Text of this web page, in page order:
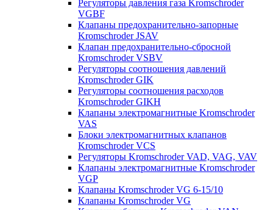
Регуляторы давления газа Kromschroder
VGBF
Клапаны предохранительно-запорные
Kromschroder JSAV
Клапан предохранительно-сбросной
Kromschroder VSBV
Регуляторы соотношения давлений
Kromschroder GIK
Регуляторы соотношения расходов
Kromschroder GIKH
Клапаны электромагнитные Kromschroder
VAS
Блоки электромагнитных клапанов
Kromschroder VCS
Регуляторы Kromschroder VAD, VAG, VAV
Клапаны электромагнитные Kromschroder
VGP
Клапаны Kromschroder VG 6-15/10
Клапаны Kromschroder VG